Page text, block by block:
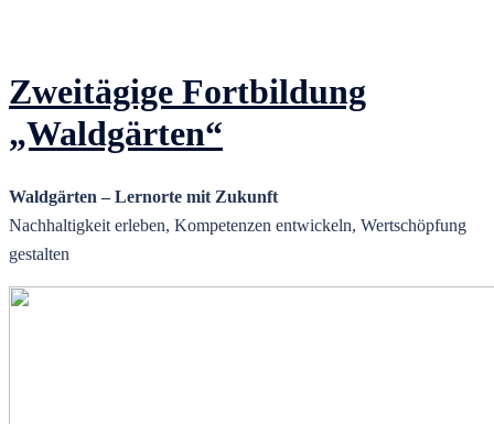
Zweitägige Fortbildung
„Waldgärten“
Waldgärten – Lernorte mit Zukunft
Nachhaltigkeit erleben, Kompetenzen entwickeln, Wertschöpfung
gestalten